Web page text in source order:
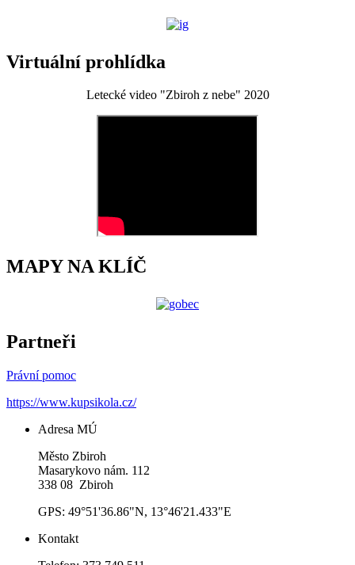
Virtuální prohlídka
Letecké video "Zbiroh z nebe" 2020
MAPY NA KLÍČ
Partneři
Právní pomoc
https://www.kupsikola.cz/
Adresa MÚ
Město Zbiroh
Masarykovo nám. 112
338 08 Zbiroh
GPS: 49°51'36.86"N, 13°46'21.433"E
Kontakt